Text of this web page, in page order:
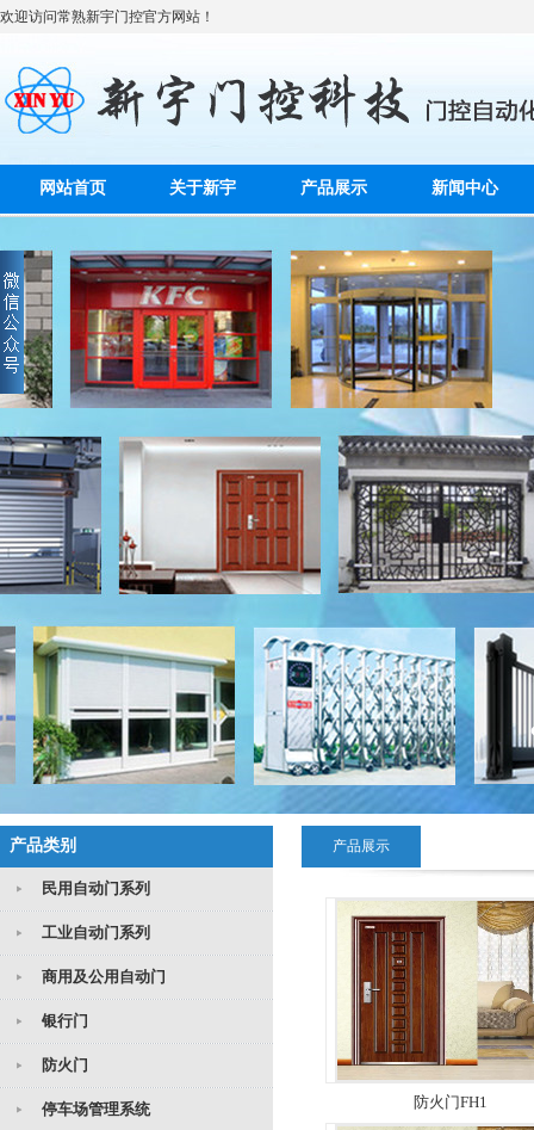
欢迎访问常熟新宇门控官方网站！
网站首页 关于新宇 产品展示 新闻中心
产品类别
民用自动门系列
工业自动门系列
商用及公用自动门
银行门
防火门
停车场管理系统
产品展示
防火门FH1